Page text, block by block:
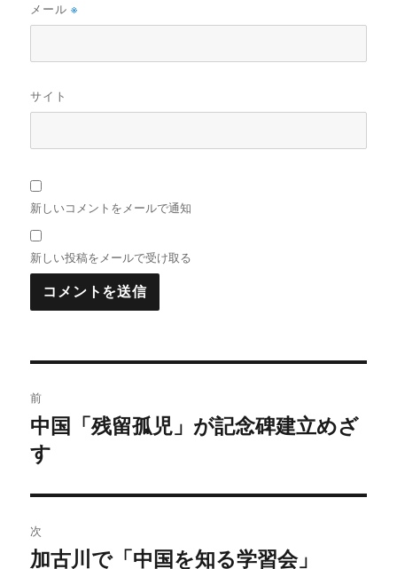
メール※
サイト
新しいコメントをメールで通知
新しい投稿をメールで受け取る
稿
ナ
ビ
ゲ
前
前
の
稿:
中国「残留孤児」が記念碑建立めざ
す
次
次
加古川で「中国を知る学習会」